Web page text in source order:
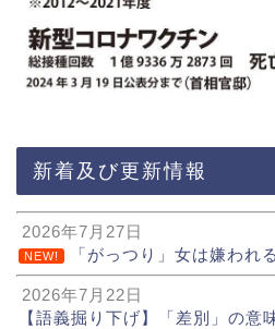
新着及び更新情報
2026年7月27日
NEW! 「がっつり」女は嫌われる
2026年7月22日
【語義掘り下げ】「差別」の意